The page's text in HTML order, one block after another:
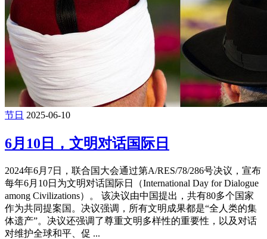
节日 2025-06-10
6月10日，文明对话国际日
2024年6月7日，联合国大会通过第A/RES/78/286号决议，宣布
每年6月10日为文明对话国际日（International Day for Dialogue
among Civilizations）。 该决议由中国提出，共有80多个国家
作为共同提案国。决议强调，所有文明成果都是“全人类的集
体遗产”。决议还强调了尊重文明多样性的重要性，以及对话
对维护全球和平、促 ...